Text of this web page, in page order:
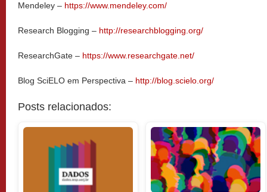
Mendeley – https://www.mendeley.com/
Research Blogging – http://researchblogging.org/
ResearchGate – https://www.researchgate.net/
Blog SciELO em Perspectiva – http://blog.scielo.org/
Posts relacionados: